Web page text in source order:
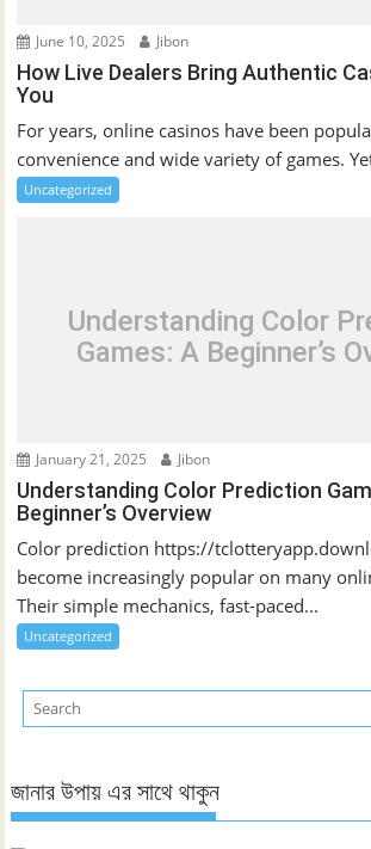
June 10, 2025 Jibon
How Live Dealers Bring Authentic
You
For years, online casinos have been
convenience and wide variety of games.
Uncategorized
Understanding Color
Games: A Beginner’s
January 21, 2025 Jibon
Understanding Color Prediction
Beginner’s Overview
Color prediction https://
become increasingly popular on many
Their simple mechanics, fast-paced...
Uncategorized
জানার উপায় এর সাথে থাকুন